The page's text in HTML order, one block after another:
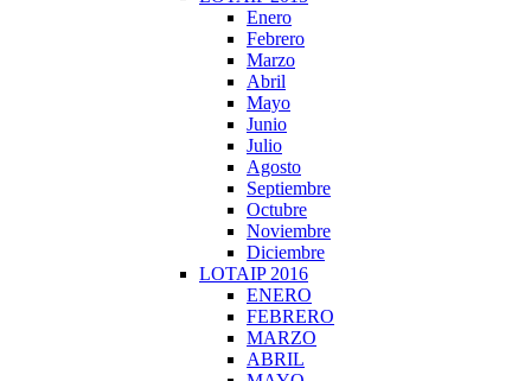
Enero
Febrero
Marzo
Abril
Mayo
Junio
Julio
Agosto
Septiembre
Octubre
Noviembre
Diciembre
LOTAIP 2016
ENERO
FEBRERO
MARZO
ABRIL